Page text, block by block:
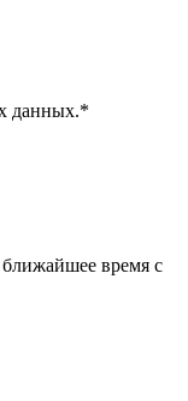
данных.*
время с